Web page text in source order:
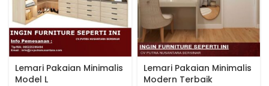
Lemari Pakaian Minimalis
Model L
Lemari Pakaian Minimalis
Modern Terbaik